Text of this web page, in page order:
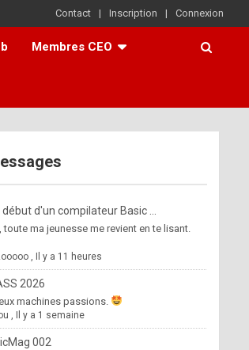
Contact Inscription Connexion
Membres CEO
début d'un compilateur Basic ...
toute ma jeunesse me revient en te lisant.
, Il y a 11 heures
2026
machines passions.
, Il y a 1 semaine
002